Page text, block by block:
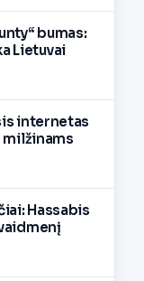
bumas:
Lietuvai
internetas
milžinams
Hassabis